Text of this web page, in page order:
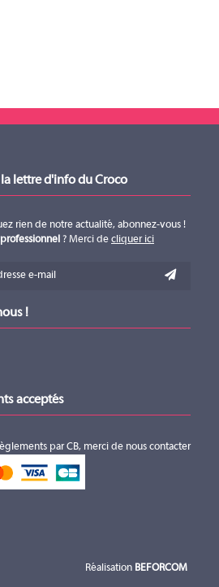
la lettre d'info du Croco
rien de notre actualité, abonnez-vous !
professionnel ? Merci de cliquer ici
!
acceptés
par CB, merci de nous contacter
Réalisation BEFORCOM